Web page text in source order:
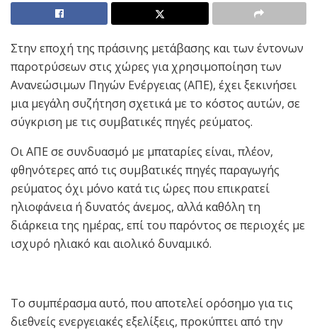
Στην εποχή της πράσινης μετάβασης και των έντονων
παροτρύσεων στις χώρες για χρησιμοποίηση των
Ανανεώσιμων Πηγών Ενέργειας (ΑΠΕ), έχει ξεκινήσει
μια μεγάλη συζήτηση σχετικά με το κόστος αυτών, σε
σύγκριση με τις συμβατικές πηγές ρεύματος.
Οι ΑΠΕ σε συνδυασμό με μπαταρίες είναι, πλέον,
φθηνότερες από τις συμβατικές πηγές παραγωγής
ρεύματος όχι μόνο κατά τις ώρες που επικρατεί
ηλιοφάνεια ή δυνατός άνεμος, αλλά καθ΄όλη τη
διάρκεια της ημέρας, επί του παρόντος σε περιοχές με
ισχυρό ηλιακό και αιολικό δυναμικό.
Το συμπέρασμα αυτό, που αποτελεί ορόσημο για τις
διεθνείς ενεργειακές εξελίξεις, προκύπτει από την